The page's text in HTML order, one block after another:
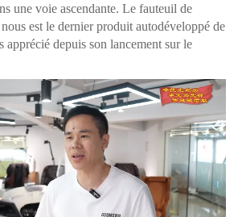
une voie ascendante. Le fauteuil de
est le dernier produit autodéveloppé de
apprécié depuis son lancement sur le